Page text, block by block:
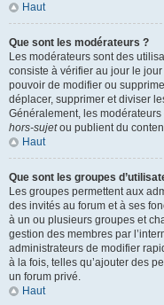
Haut
Que sont les modérateurs ?
Les modérateurs sont des
consiste à vérifier au jour le
pouvoir de modifier ou
déplacer, supprimer et diviser
Généralement, les
hors-sujetou publient du
Haut
Que sont les groupes
Les groupes permettent aux
des invités au forum et à ses
à un ou plusieurs groupes et
gestion des membres par
administrateurs de modifier
à la fois, telles qu’ajouter des
un forum privé.
Haut